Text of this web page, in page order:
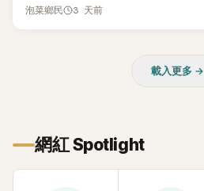
和音量？
泡菜鄉民 3 天前
載入更多 →
網紅 Spotlight